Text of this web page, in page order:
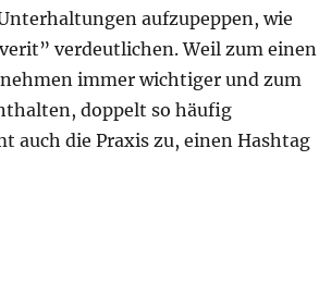
aufzupeppen, wie
verdeutlichen. Weil zum einen
immer wichtiger und zum
doppelt so häufig
auch die Praxis zu, einen Hashtag